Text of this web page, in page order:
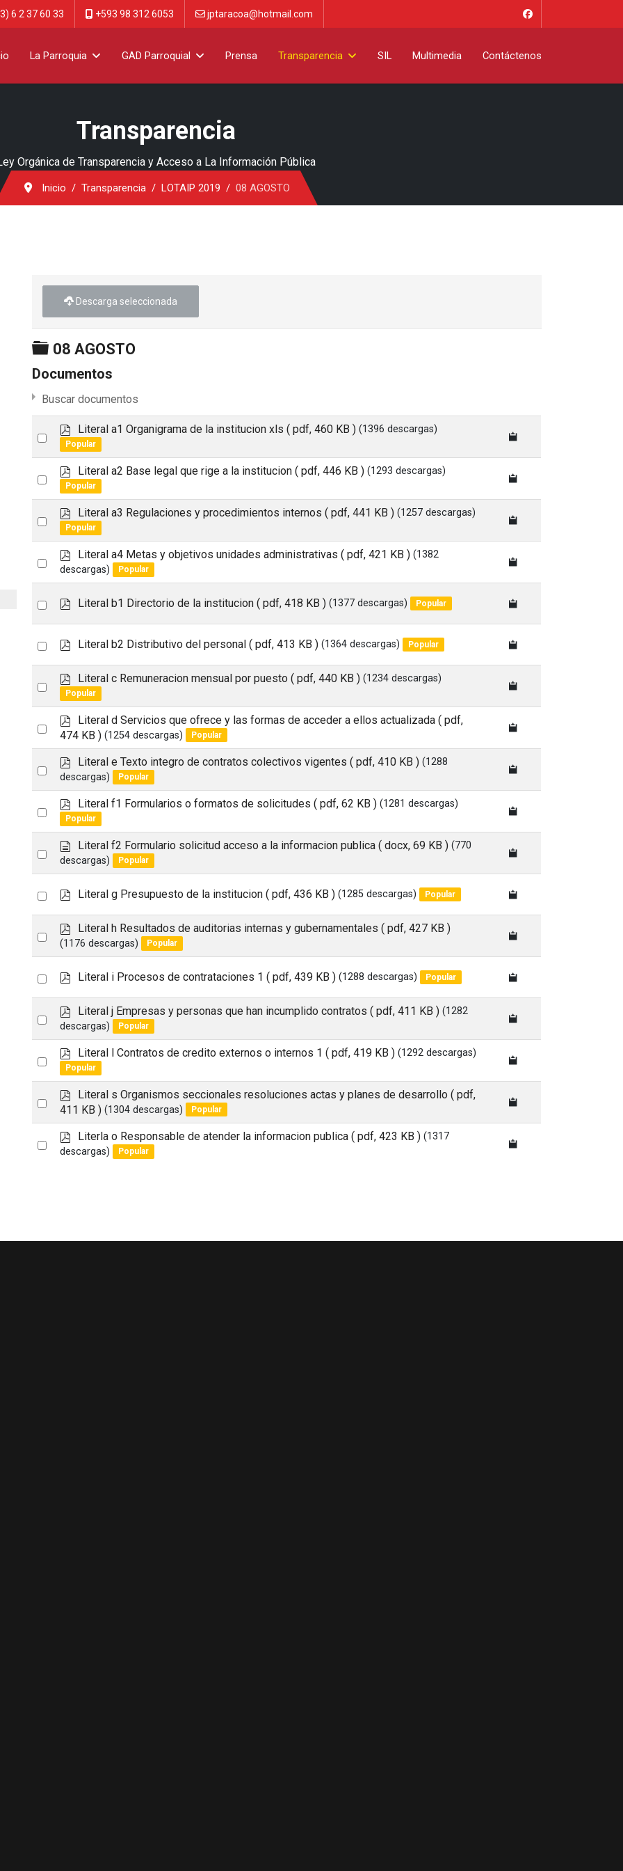
6 2 37 60 33 +593 98 312 6053 jptaracoa@hotmail.com
La Parroquia GAD Parroquial Prensa Transparencia SIL Multimedia Contáctenos
Transparencia
Orgánica de Transparencia y Acceso a La Información Pública
Inicio Transparencia LOTAIP 2019 08 AGOSTO
Descarga seleccionada
Carpeta
08 AGOSTO
Documentos
Buscar documentos
calendar
calendar
Select
an
item
p
d
f
Literal a1 Organigrama de la institucion xls ( pdf, 460 KB ) (1396 descargas)
Popular
Select
an
item
p
d
f
Literal a2 Base legal que rige a la institucion ( pdf, 446 KB ) (1293 descargas)
Popular
Select
an
item
p
d
f
Literal a3 Regulaciones y procedimientos internos ( pdf, 441 KB ) (1257 descargas)
Popular
Select
an
item
p
d
f
Literal a4 Metas y objetivos unidades administrativas ( pdf, 421 KB ) (1382
descargas)
Popular
Select
an
item
pLiteral b1 Directorio de la institucion ( pdf, 418 KB ) (1377 descargas) Popular
Select
an
item
pLiteral b2 Distributivo del personal ( pdf, 413 KB ) (1364 descargas) Popular
Select
an
item
p
d
f
Literal c Remuneracion mensual por puesto ( pdf, 440 KB ) (1234 descargas)
Popular
Select
an
item
p
d
f
Literal d Servicios que ofrece y las formas de acceder a ellos actualizada ( pdf,
474 KB ) (1254 descargas) Popular
Select
an
item
p
d
f
Literal e Texto integro de contratos colectivos vigentes ( pdf, 410 KB ) (1288
descargas)
Popular
Select
an
item
p
d
f
Literal f1 Formularios o formatos de solicitudes ( pdf, 62 KB ) (1281 descargas)
Popular
Select
an
item
d
o
c
m
e
n
t
o
Literal f2 Formulario solicitud acceso a la informacion publica ( docx, 69 KB ) (770
descargas)
Popular
Select
an
item
pLiteral g Presupuesto de la institucion ( pdf, 436 KB ) (1285 descargas) Popular
Select
an
item
p
d
f
Literal h Resultados de auditorias internas y gubernamentales ( pdf, 427 KB )
(1176 descargas) Popular
Select
an
item
pLiteral i Procesos de contrataciones 1 ( pdf, 439 KB ) (1288 descargas) Popular
Select
an
item
p
d
f
Literal j Empresas y personas que han incumplido contratos ( pdf, 411 KB ) (1282
descargas)
Popular
Select
an
item
p
d
f
Literal l Contratos de credito externos o internos 1 ( pdf, 419 KB ) (1292 descargas)
Popular
Select
an
item
p
d
f
Literal s Organismos seccionales resoluciones actas y planes de desarrollo ( pdf,
411 KB ) (1304 descargas) Popular
Select
p
d
Literla o Responsable de atender la informacion publica ( pdf, 423 KB ) (1317
descargas)
Popular